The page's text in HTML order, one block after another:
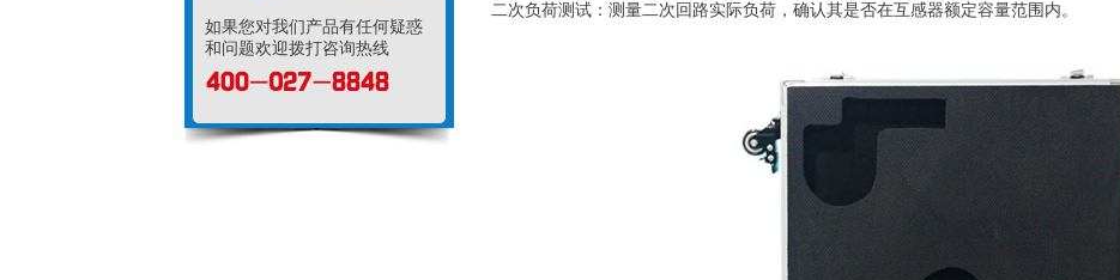
如果您对我们产品有任何疑惑
和问题欢迎拨打咨询热线
二次负荷测试：测量二次回路实际负荷，确认其是否在互感器额定容量范围内。